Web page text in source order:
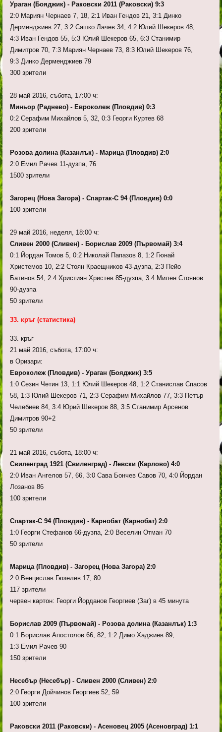
Ураган (Бояджик) - Раковски 2011 (Раковски) 9:3
2:0 Мариян Чернаев 7, 18, 2:1 Иван Гендов 21, 3:1 Динко
Дерменджиев 27, 3:2 Сашко Лачев 34, 4:2 Юлий Шекеров 48,
4:3 Иван Гендов 55, 5:3 Юлий Шекеров 65, 6:3 Станимир
Димитров 70, 7:3 Мариян Чернаев 73, 8:3 Юлий Шекеров 76,
9:3 Динко Дерменджиев 79
300 зрители
28 май 2016, събота, 17:00 ч:
Миньор (Раднево) - Евроколеж (Пловдив) 0:3
0:2 Серафим Михайлов 5, 32, 0:3 Георги Куртев 68
200 зрители
Розова долина (Казанлък) - Марица (Пловдив) 2:0
2:0 Емил Рачев 11-дузпа, 76
1500 зрители
Загорец (Нова Загора) - Спартак-С 94 (Пловдив) 0:0
100 зрители
29 май 2016, неделя, 18:00 ч:
Сливен 2000 (Сливен) - Борислав 2009 (Първомай) 3:4
0:1 Йордан Томов 5, 0:2 Николай Папазов 8, 1:2 Гюнай
Христемов 10, 2:2 Стоян Краещников 43-дузпа, 2:3 Пейо
Батинов 54, 2:4 Християн Христев 85-дузпа, 3:4 Милен Стоянов
90-дузпа
50 зрители
33. кръг (статистика)
33. кръг
21 май 2016, събота, 17:00 ч:
в Оризари:
Евроколеж (Пловдив) - Ураган (Бояджик) 3:5
1:0 Сезин Четин 13, 1:1 Юлий Шекеров 48, 1:2 Станислав Спасов
58, 1:3 Юлий Шекеров 71, 2:3 Серафим Михайлов 77, 3:3 Петър
Челебиев 84, 3:4 Юрий Шекеров 88, 3:5 Станимир Арсенов
Димитров 90+2
50 зрители
21 май 2016, събота, 18:00 ч:
Свиленград 1921 (Свиленград) - Левски (Карлово) 4:0
2:0 Иван Ангелов 57, 66, 3:0 Сава Бончев Савов 70, 4:0 Йордан
Лозанов 86
100 зрители
Спартак-С 94 (Пловдив) - Карнобат (Карнобат) 2:0
1:0 Георги Стефанов 66-дузпа, 2:0 Веселин Отман 70
50 зрители
Марица (Пловдив) - Загорец (Нова Загора) 2:0
2:0 Венцислав Гюзелев 17, 80
117 зрители
червен картон: Георги Йорданов Георгиев (Заг) в 45 минута
Борислав 2009 (Първомай) - Розова долина (Казанлък) 1:3
0:1 Борислав Апостолов 66, 82, 1:2 Димо Хаджиев 89,
1:3 Емил Рачев 90
150 зрители
Несебър (Несебър) - Сливен 2000 (Сливен) 2:0
2:0 Георги Дойчинов Георгиев 52, 59
100 зрители
Раковски 2011 (Раковски) - Асеновец 2005 (Асеновград) 1:1